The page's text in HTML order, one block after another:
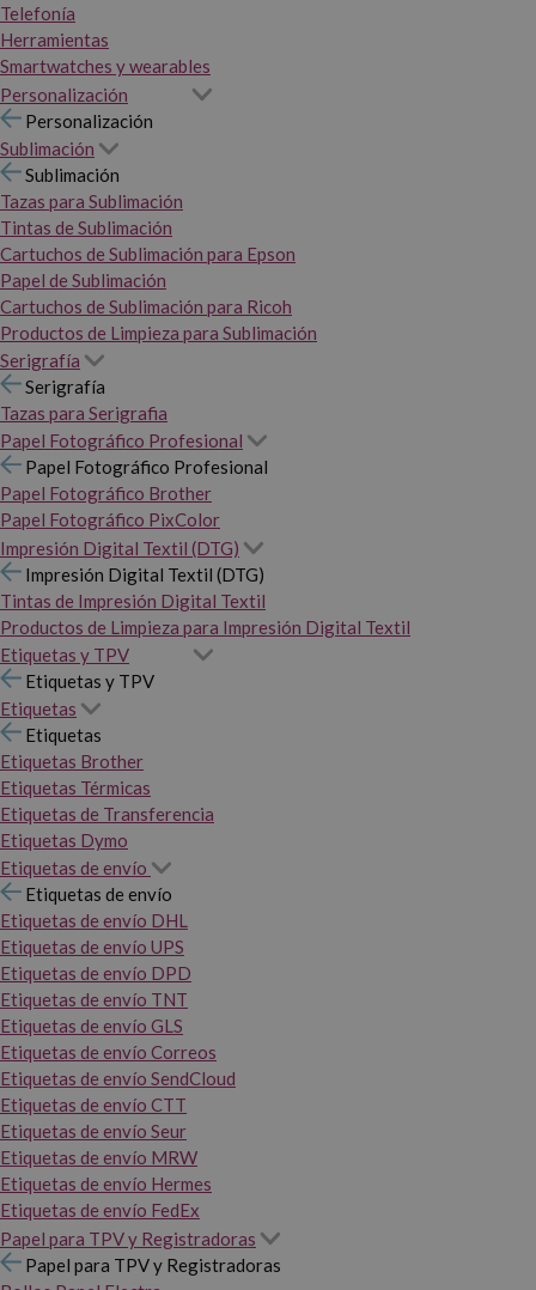
Telefonía
Herramientas
Smartwatches y wearables
Personalización
Personalización
Sublimación
Sublimación
Tazas para Sublimación
Tintas de Sublimación
Cartuchos de Sublimación para Epson
Papel de Sublimación
Cartuchos de Sublimación para Ricoh
Productos de Limpieza para Sublimación
Serigrafía
Serigrafía
Tazas para Serigrafia
Papel Fotográfico Profesional
Papel Fotográfico Profesional
Papel Fotográfico Brother
Papel Fotográfico PixColor
Impresión Digital Textil (DTG)
Impresión Digital Textil (DTG)
Tintas de Impresión Digital Textil
Productos de Limpieza para Impresión Digital Textil
Etiquetas y TPV
Etiquetas y TPV
Etiquetas
Etiquetas
Etiquetas Brother
Etiquetas Térmicas
Etiquetas de Transferencia
Etiquetas Dymo
Etiquetas de envío
Etiquetas de envío
Etiquetas de envío DHL
Etiquetas de envío UPS
Etiquetas de envío DPD
Etiquetas de envío TNT
Etiquetas de envío GLS
Etiquetas de envío Correos
Etiquetas de envío SendCloud
Etiquetas de envío CTT
Etiquetas de envío Seur
Etiquetas de envío MRW
Etiquetas de envío Hermes
Etiquetas de envío FedEx
Papel para TPV y Registradoras
Papel para TPV y Registradoras